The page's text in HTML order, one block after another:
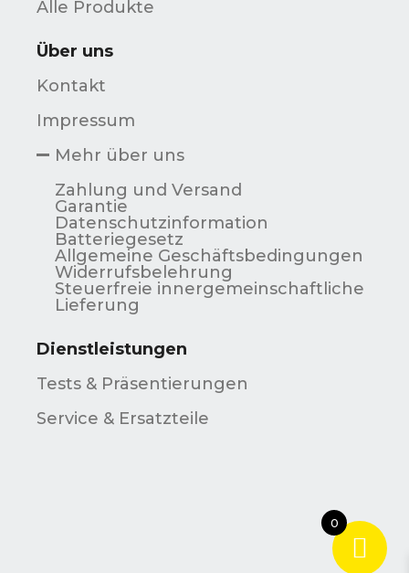
Alle Produkte
Über uns
Kontakt
Impressum
Mehr über uns
Zahlung und Versand
Garantie
Datenschutzinformation
Batteriegesetz
Allgemeine Geschäftsbedingungen
Widerrufsbelehrung
Steuerfreie innergemeinschaftliche
Lieferung
Dienstleistungen
Tests & Präsentierungen
Service & Ersatzteile
0